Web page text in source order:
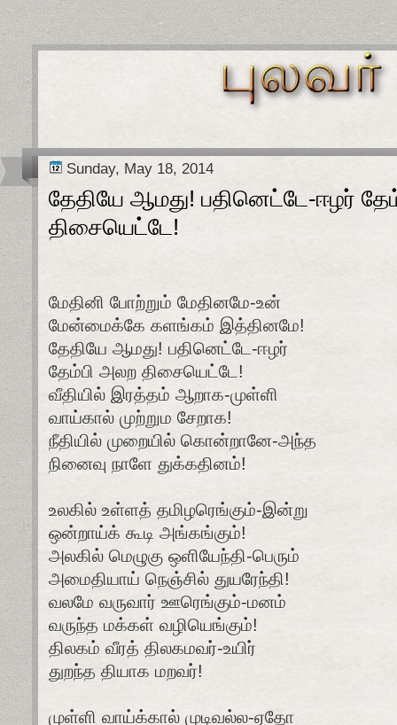
Sunday, May 18, 2014
தேதியே ஆமது! பதினெட்டே-ஈழர்
திசையெட்டே!
மேதினி போற்றும் மேதினமே-உன்
மேன்மைக்கே களங்கம் இத்தினமே!
தேதியே ஆமது! பதினெட்டே-ஈழர்
தேம்பி அலற திசையெட்டே!
வீதியில் இரத்தம் ஆறாக-முள்ளி
வாய்கால் முற்றும சேறாக!
நீதியில் முறையில் கொன்றானே-அந்த
நினைவு நாளே துக்கதினம்!
உலகில் உள்ளத் தமிழரெங்கும்-இன்று
ஒன்றாய்க் கூடி அங்கங்கும்!
அலகில் மெழுகு ஒளியேந்தி-பெரும்
அமைதியாய் நெஞ்சில் துயரேந்தி!
வலமே வருவார் ஊரெங்கும்-மனம்
வருந்த மக்கள் வழியெங்கும்!
திலகம் வீரத் திலகமவர்-உயிர்
துறந்த தியாக மறவர்!
முள்ளி வாய்க்கால் முடிவல்ல-ஏதோ